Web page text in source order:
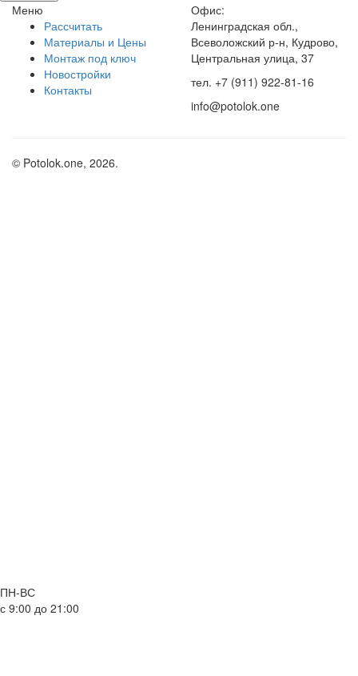
Меню
Рассчитать
Материалы и Цены
Монтаж под ключ
Новостройки
Контакты
Офис:
Ленинградская обл.,
Всеволожский р-н, Кудрово,
Центральная улица, 37
тел. +7 (911) 922-81-16
info@potolok.one
© Potolok.one, 2026.
ПН-ВС
с 9:00 до 21:00